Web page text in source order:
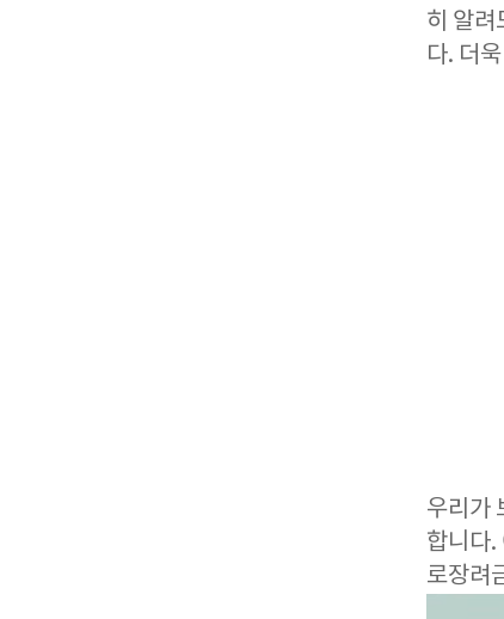
히 알려
다. 더
우리가
합니다.
로장려